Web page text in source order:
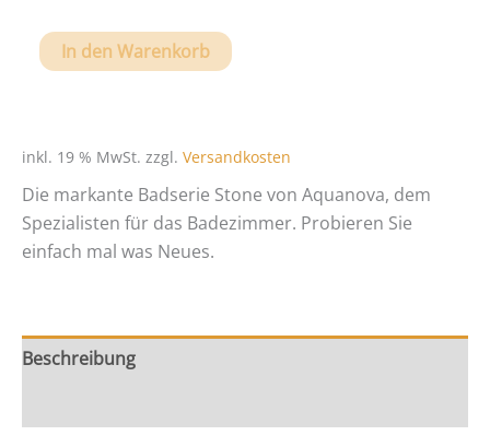
Toilettenbürste
der
Stone
von
Aquanova
Menge
In den Warenkorb
inkl. 19 % MwSt. zzgl. Versandkosten
Die markante Badserie Stone von Aquanova, dem
Spezialisten für das Badezimmer. Probieren Sie
einfach mal was Neues.
Beschreibung